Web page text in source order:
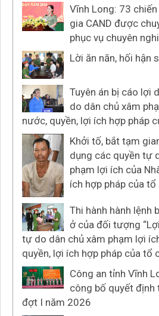
Vĩnh Long: 73
gia CAND được
phục vụ chuyên
Lời ăn năn, hối hận
Tuyên án bị cáo lợi
do dân chủ xâm
nước, quyền, lợi ích hợp pháp
Khởi tố, bắt tạm
dụng các quyền tự
phạm lợi ích của
ích hợp pháp của tổ
Thi hành hành lệnh
ở của đối tượng
tự do dân chủ xâm phạm lợi
quyền, lợi ích hợp pháp của tổ
Công an tỉnh Vĩnh
công bố quyết định
đợt I năm 2026